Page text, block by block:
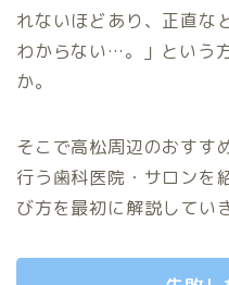
れないほどあり、正直な
わからない…。」という
か。
そこで高松周辺のおすす
行う歯科医院・サロンを
び方を最初に解説してい